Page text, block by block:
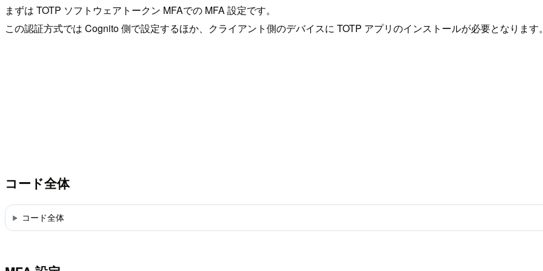
まずは TOTP ソフトウェアトークン MFAでの MFA 設定です。
この認証方式では Cognito 側で設定するほか、クライアント側のデバイスに TOTP アプリのインストールが必要となります
コード全体
コード全体